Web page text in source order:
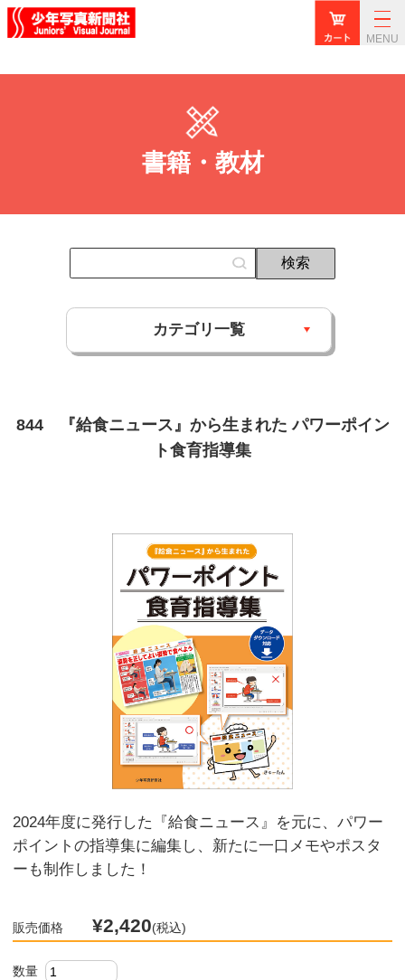
MENU
書籍・教材
カテゴリ一覧
844 『給食ニュース』から生まれた パワーポイン
ト食育指導集
2024年度に発行した『給食ニュース』を元に、パワー
ポイントの指導集に編集し、新たに一口メモやポスタ
ーも制作しました！
販売価格 ¥2,420(税込)
数量